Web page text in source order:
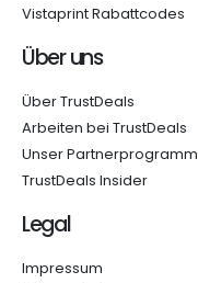
Vistaprint Rabattcodes
Über uns
Über TrustDeals
Arbeiten bei TrustDeals
Unser Partnerprogramm
TrustDeals Insider
Legal
Impressum